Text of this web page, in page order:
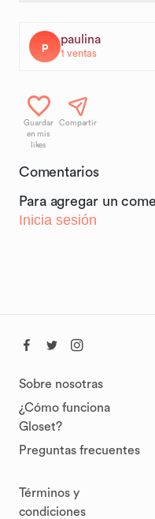
p paulina
1 ventas
Guardar
en mis
likes
Compartir
Comentarios
Para agregar un
Inicia sesión
Sobre nosotras
¿Cómo funciona
Gloset?
Preguntas frecuentes
Términos y
condiciones